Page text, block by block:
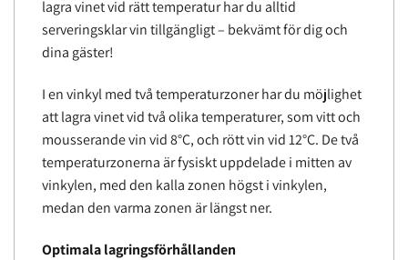
lagra vinet vid rätt temperatur har du alltid
serveringsklar vin tillgängligt – bekvämt för dig och
dina gäster!
I en vinkyl med två temperaturzoner har du möjlighet
att lagra vinet vid två olika temperaturer, som vitt och
mousserande vin vid 8°C, och rött vin vid 12°C. De två
temperaturzonerna är fysiskt uppdelade i mitten av
vinkylen, med den kalla zonen högst i vinkylen,
medan den varma zonen är längst ner.
Optimala lagringsförhållanden